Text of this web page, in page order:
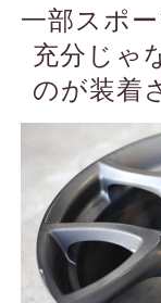
一部スポ
充分じゃ
のが装着